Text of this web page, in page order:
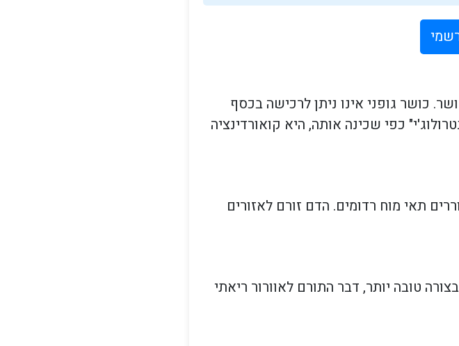
כושר גופני אינו ניתן לרכישה בכסף
כפי שכינה אותה, היא קואורדינציה
תאי מוח רדומים. הדם זורם לאזורים
טובה יותר, דבר התורם לאוורור ריאתי